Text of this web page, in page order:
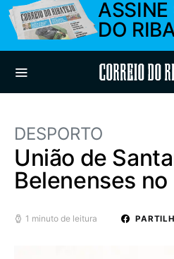
ASSINE
DO
Correio do
DESPORTO
União de
Belenenses
1 minuto de leitura